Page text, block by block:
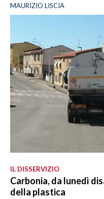
MAURIZIO LISCIA
IL DISSERVIZIO
Carbonia, da lunedì
della plastica